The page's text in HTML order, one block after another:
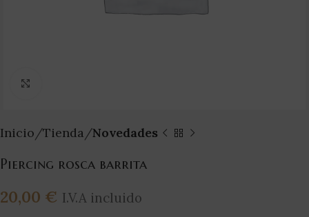
Inicio Tienda Novedades
Piercing rosca barrita
20,00 € I.V.A incluido